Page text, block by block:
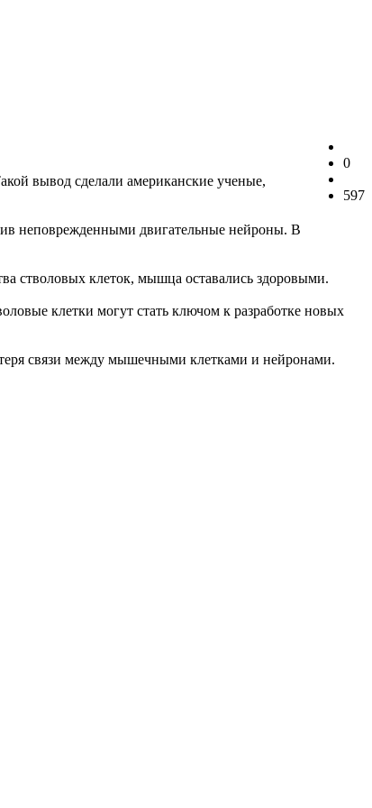
0
597
вывод сделали американские ученые,
неповрежденными двигательные нейроны. В
стволовых клеток, мышца оставались здоровыми.
клетки могут стать ключом к разработке новых
связи между мышечными клетками и нейронами.